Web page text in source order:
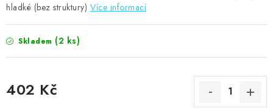
hladké (bez struktury) Více informací
Skladem (2 ks)
402 Kč